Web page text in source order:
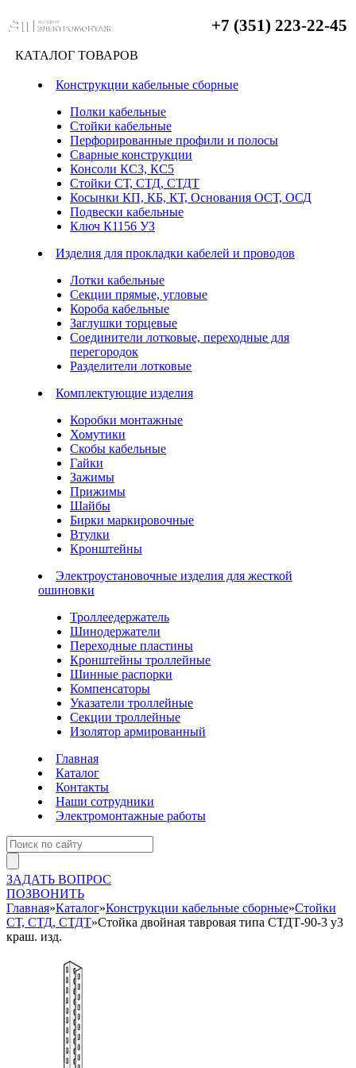
+7 (351) 223-22-45
КАТАЛОГ ТОВАРОВ
Конструкции кабельные сборные
Полки кабельные
Стойки кабельные
Перфорированные профили и полосы
Сварные конструкции
Консоли КС3, КС5
Стойки СТ, СТД, СТДТ
Косынки КП, КБ, КТ, Основания ОСТ, ОСД
Подвески кабельные
Ключ К1156 УЗ
Изделия для прокладки кабелей и проводов
Лотки кабельные
Секции прямые, угловые
Короба кабельные
Заглушки торцевые
Соединители лотковые, переходные для
перегородок
Разделители лотковые
Комплектующие изделия
Коробки монтажные
Хомутики
Скобы кабельные
Гайки
Зажимы
Прижимы
Шайбы
Бирки маркировочные
Втулки
Кронштейны
Электроустановочные изделия для жесткой
ошиновки
Троллеедержатель
Шинодержатели
Переходные пластины
Кронштейны троллейные
Шинные распорки
Компенсаторы
Указатели троллейные
Секции троллейные
Изолятор армированный
Главная
Каталог
Контакты
Наши сотрудники
Электромонтажные работы
ЗАДАТЬ ВОПРОС
ПОЗВОНИТЬ
Главная»Каталог»Конструкции кабельные сборные»Стойки
СТ, СТД, СТДТ»Стойка двойная тавровая типа СТДТ-90-3 у3
краш. изд.